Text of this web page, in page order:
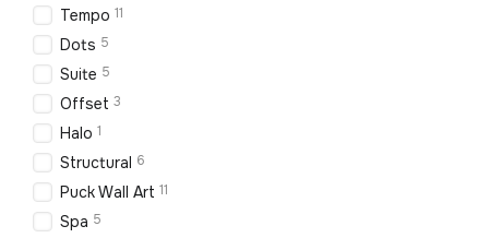
Tempo 11
Dots 5
Suite 5
Offset 3
Halo 1
Structural 6
Puck Wall Art 11
Spa 5